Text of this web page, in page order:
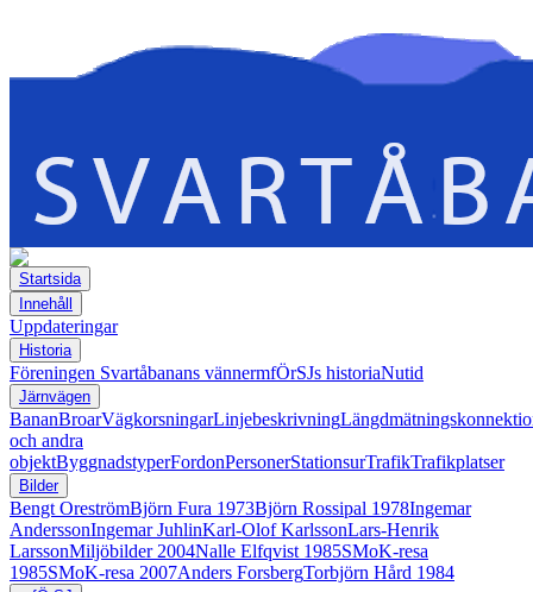
Startsida
Innehåll
Uppdateringar
Historia
Föreningen Svartåbanans vännermfÖrSJs historiaNutid
Järnvägen
BananBroarVägkorsningarLinjebeskrivning
och andra
objektByggnadstyperFordonPersonerStationsurTrafikTrafikplatser
Bilder
Bengt OreströmBjörn Fura 1973Björn Rossipal 1978Ingemar
AnderssonIngemar JuhlinKarl-Olof KarlssonLars-Henrik
LarssonMiljöbilder 2004Nalle Elfqvist 1985SMoK-resa
1985SMoK-resa 2007Anders ForsbergTorbjörn Hård 1984